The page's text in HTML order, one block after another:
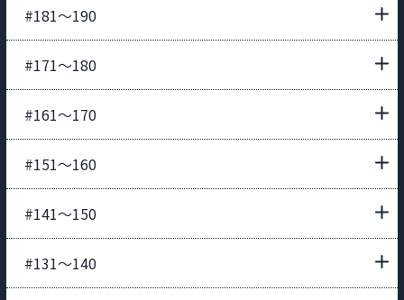
#181〜190
#171〜180
#161〜170
#151〜160
#141〜150
#131〜140